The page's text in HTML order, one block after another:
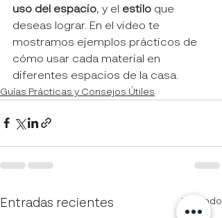
uso del espacio, y el estilo que
deseas lograr. En el video te
mostramos ejemplos prácticos de
cómo usar cada material en
diferentes espacios de la casa.
Guías Prácticas y Consejos Útiles
Entradas recientes Ver todo